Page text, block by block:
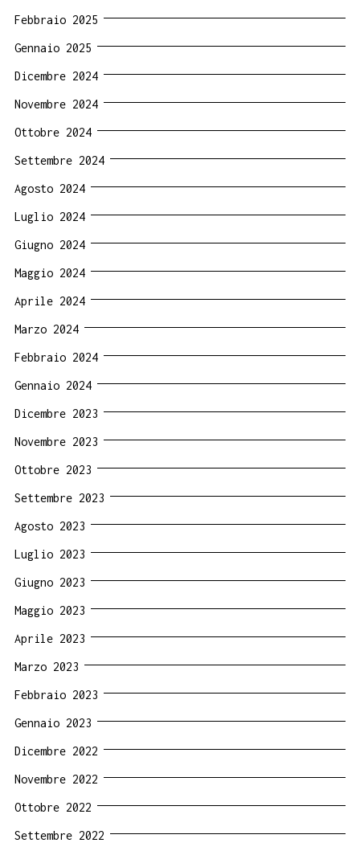
Febbraio 2025
Gennaio 2025
Dicembre 2024
Novembre 2024
Ottobre 2024
Settembre 2024
Agosto 2024
Luglio 2024
Giugno 2024
Maggio 2024
Aprile 2024
Marzo 2024
Febbraio 2024
Gennaio 2024
Dicembre 2023
Novembre 2023
Ottobre 2023
Settembre 2023
Agosto 2023
Luglio 2023
Giugno 2023
Maggio 2023
Aprile 2023
Marzo 2023
Febbraio 2023
Gennaio 2023
Dicembre 2022
Novembre 2022
Ottobre 2022
Settembre 2022